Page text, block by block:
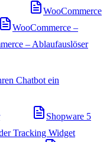
WooCommerce
WooCommerce –
– Ablaufauslöser
Chatbot ein
Shopware 5
Tracking Widget